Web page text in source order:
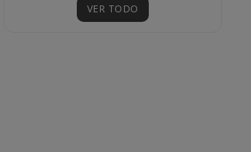
VER TODO